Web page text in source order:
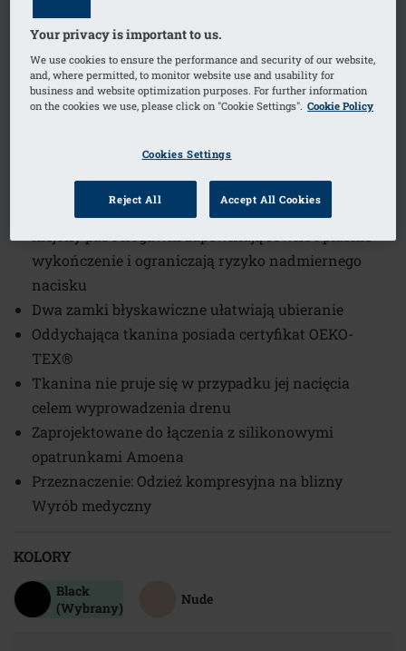
Cięcie materiału przy pomocy ultradźwięków oraz
wykończenie i ograniczają ryzyko nadmiernego
nacisku
Dwa zamki błyskawiczne ułatwiają ubieranie
Oddychająca tkanina posiada certyfikat OEKO-
TEX®
Tkanina nie pruje się w przypadku jej nacięcia
celem wyprowadzenia drenu
Zaprojektowane do łączenia z silikonowymi
opatrunkami Amoena
Przeznaczenie: Odzież kompresyjna na blizny
Wyrób medyczny
KOLORY
Black
(Wybrany)
Nude
Your privacy is important to us.
We use cookies to ensure the performance and security of our website,
and, where permitted, to monitor website use and usability for
business and website optimization purposes. For further information
on the cookies we use, please click on "Cookie Settings". Cookie Policy
Cookies Settings
Reject All Accept All Cookies